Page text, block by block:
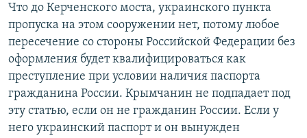
Что до Керченского моста, украинского пункта
пропуска на этом сооружении нет, потому любое
пересечение со стороны Российской Федерации без
оформления будет квалифицироваться как
преступление при условии наличия паспорта
гражданина России. Крымчанин не подпадает под
эту статью, если он не гражданин России. Если у
него украинский паспорт и он вынужден